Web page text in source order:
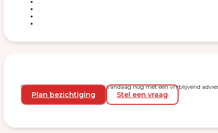
Plan een bezichtiging en start vandaag nog met een vrijblijvend
Plan bezichtiging Stel een vraag